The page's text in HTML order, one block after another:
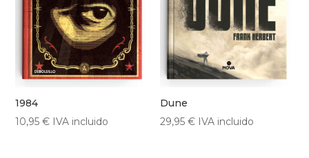
1984
10,95€ IVA incluido
Dune
29,95€ IVA incluido